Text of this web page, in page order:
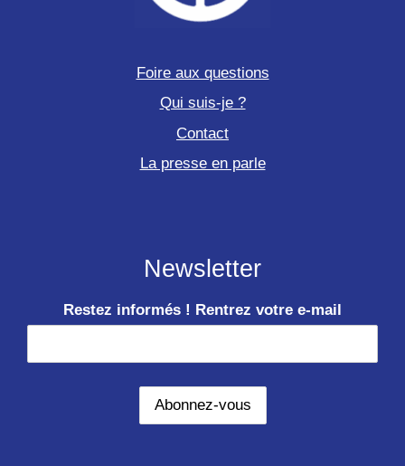
Foire aux questions
Qui suis-je ?
Contact
La presse en parle
Newsletter
Restez informés ! Rentrez votre e-mail